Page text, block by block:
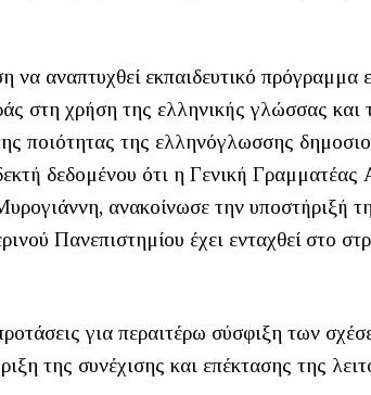
να αναπτυχθεί εκπαιδευτικό
στη χρήση της ελληνικής γλώσσας και
ποιότητας της ελληνόγλωσσης
δεδομένου ότι η Γενική
ανακοίνωσε την υποστήριξή
Πανεπιστημίου έχει ενταχθεί στο
για περαιτέρω σύσφιξη των
της συνέχισης και επέκτασης της